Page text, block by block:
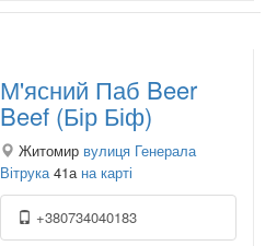
М'ясний Паб Beer
Beef (Бір Біф)
Житомир вулиця Генерала
Вітрука 41а на карті
+380734040183